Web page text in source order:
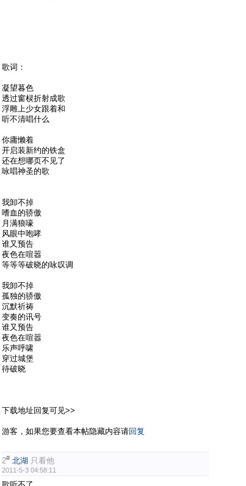
歌词：
凝望暮色
透过窗棂折射成歌
浮雕上少女跟着和
听不清唱什么
你庸懒着
开启装新约的铁盒
还在想哪页不见了
咏唱神圣的歌
我卸不掉
嗜血的骄傲
月满狼嚎
风眼中咆哮
谁又预告
夜色在喧嚣
等等等破晓的咏叹调
我卸不掉
孤独的骄傲
沉默祈祷
变奏的讯号
谁又预告
夜色在喧嚣
乐声呼啸
穿过城堡
待破晓
下载地址回复可见>>
游客，如果您要查看本帖隐藏内容请回复
2# 北湖 只看他
2011-5-3 04:58:11